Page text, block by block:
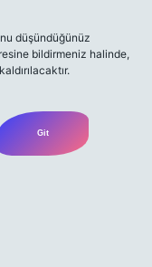
düşündüğünüz
bildirmeniz halinde,